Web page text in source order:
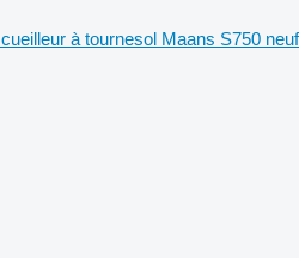
cueilleur à tournesol Maans S750 neuf